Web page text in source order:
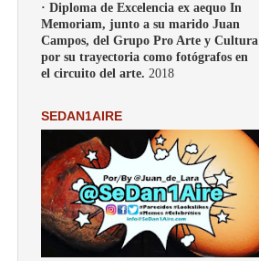
· Diploma de Excelencia ex aequo In
Memoriam, junto a su marido Juan
Campos, del Grupo Pro Arte y Cultura
por su trayectoria como fotógrafos en
el circuito del arte. 2018
SEDAN1AIRE